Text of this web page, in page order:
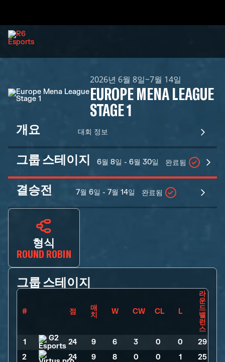
2026년 6월 8일~7월 14일
EUROPE MENA LEAGUE
STAGE 1
개요 대회 정보
그룹 스테이지 6월 8일 - 6월 30일 완료됨
결승전 7월 6일 - 7월 14일 완료됨
형식
ROUND ROBIN
그룹 스테이지
# 점
매
치
W CW CL L
라
운
드
밸
런
스
1
24 9 6 3 0 0
29
2
24 9 8 0 0 1 25